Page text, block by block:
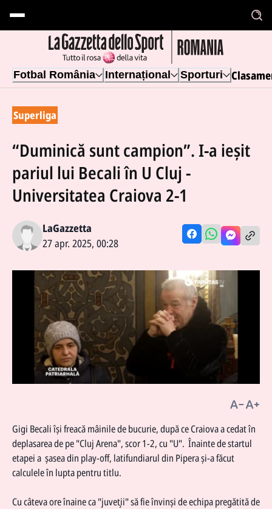
Fotbal România Internațional Sporturi
Superliga
“Duminică sunt campion”. I-a ieşit
pariul lui Becali în U Cluj -
Universitatea Craiova 2-1
LaGazzetta
27 apr. 2025, 00:28
Gigi Becali îşi freacă mâinile de bucurie, după ce Craiova a cedat în
deplasarea de pe "Cluj Arena", scor 1-2, cu "U". Înainte de startul
etapei a şasea din play-off, latifundiarul din Pipera şi-a făcut
calculele în lupta pentru titlu.
Cu câteva ore înaine ca "juveţii" să fie învinşi de echipa pregătită de